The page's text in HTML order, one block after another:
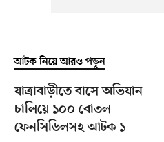
আটক নিয়ে আরও পড়ুন
যাত্রাবাড়ীতে বাসে অভিযান
চালিয়ে ১০০ বোতল
ফেনসিডিলসহ আটক ১